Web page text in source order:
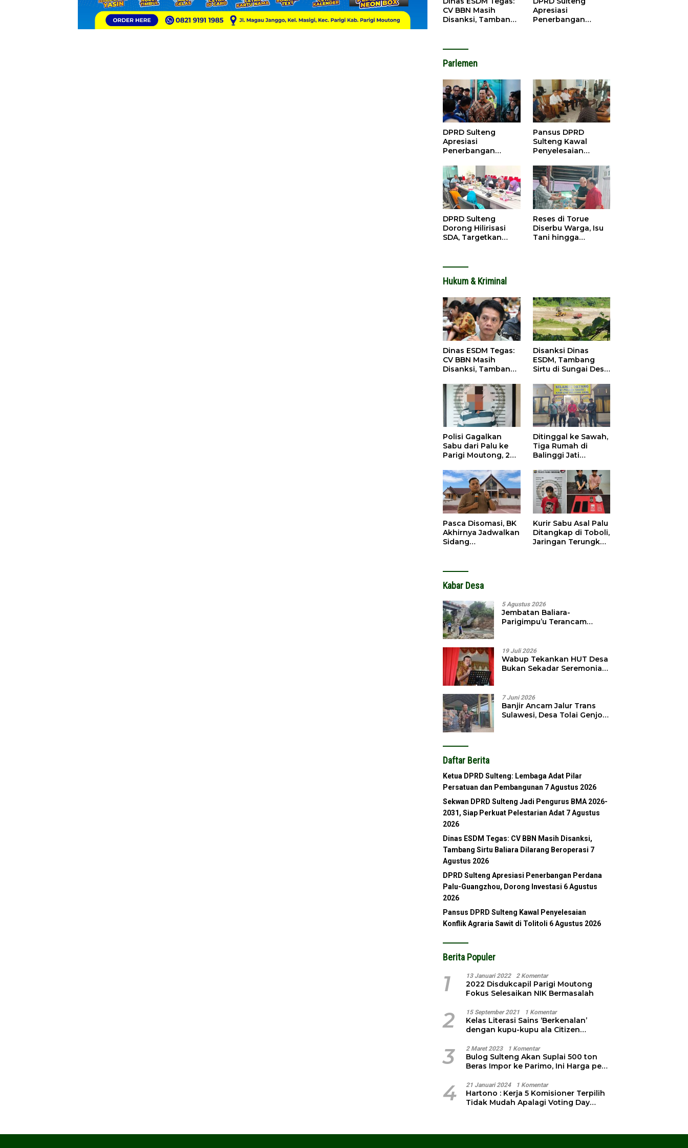
CV BBN Masih
Disanksi, Tambang
Apresiasi
Penerbangan
Parlemen
DPRD Sulteng
Apresiasi
Penerbangan
Guangzhou, Dorong
Investasi
Pansus DPRD
Sulteng Kawal
Penyelesaian
Sawit di Tolitoli
DPRD Sulteng
Dorong Hilirisasi
SDA, Targetkan
Reses di Torue
Diserbu Warga, Isu
Tani hingga
Hukum & Kriminal
Dinas ESDM Tegas:
CV BBN Masih
Disanksi, Tambang
Dilarang Beroperasi
Disanksi Dinas
ESDM, Tambang
Sirtu di Sungai Desa
Polisi Gagalkan
Sabu dari Palu ke
Parigi Moutong, 2
Ditangkap
Ditinggal ke Sawah,
Tiga Rumah di
Balinggi Jati
Ditangkap Dini Hari
Pasca Disomasi, BK
Akhirnya Jadwalkan
Sidang
Kurir Sabu Asal Palu
Ditangkap di Toboli,
Jaringan Terungkap
Kabar Desa
5 Agustus 2026
Jembatan Baliara-
Parigimpu’u Terancam
19 Juli 2026
Wabup Tekankan HUT Desa
Bukan Sekadar Seremonial,
7 Juni 2026
Banjir Ancam Jalur Trans
Sulawesi, Desa Tolai Genjot
Daftar Berita
Ketua DPRD Sulteng: Lembaga Adat Pilar
Persatuan dan Pembangunan 7 Agustus 2026
Sekwan DPRD Sulteng Jadi Pengurus BMA 2026-
2031, Siap Perkuat Pelestarian Adat 7 Agustus
2026
Dinas ESDM Tegas: CV BBN Masih Disanksi,
Tambang Sirtu Baliara Dilarang Beroperasi 7
Agustus 2026
DPRD Sulteng Apresiasi Penerbangan Perdana
Palu-Guangzhou, Dorong Investasi 6 Agustus
2026
Pansus DPRD Sulteng Kawal Penyelesaian
Konflik Agraria Sawit di Tolitoli 6 Agustus 2026
Berita Populer
1 13 Januari 2022 2 Komentar
2022 Disdukcapil Parigi Moutong
Fokus Selesaikan NIK Bermasalah
2 15 September 2021 1 Komentar
Kelas Literasi Sains ‘Berkenalan’
dengan kupu-kupu ala Citizen
3 2 Maret 2023 1 Komentar
Bulog Sulteng Akan Suplai 500 ton
Beras Impor ke Parimo, Ini Harga per
4 21 Januari 2024 1 Komentar
Hartono : Kerja 5 Komisioner Terpilih
Tidak Mudah Apalagi Voting Day